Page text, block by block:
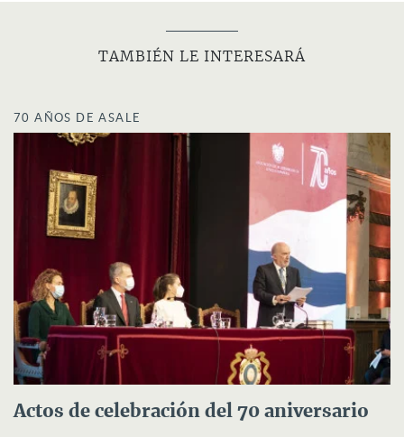
TAMBIÉN LE INTERESARÁ
70 AÑOS DE ASALE
Actos de celebración del 70 aniversario